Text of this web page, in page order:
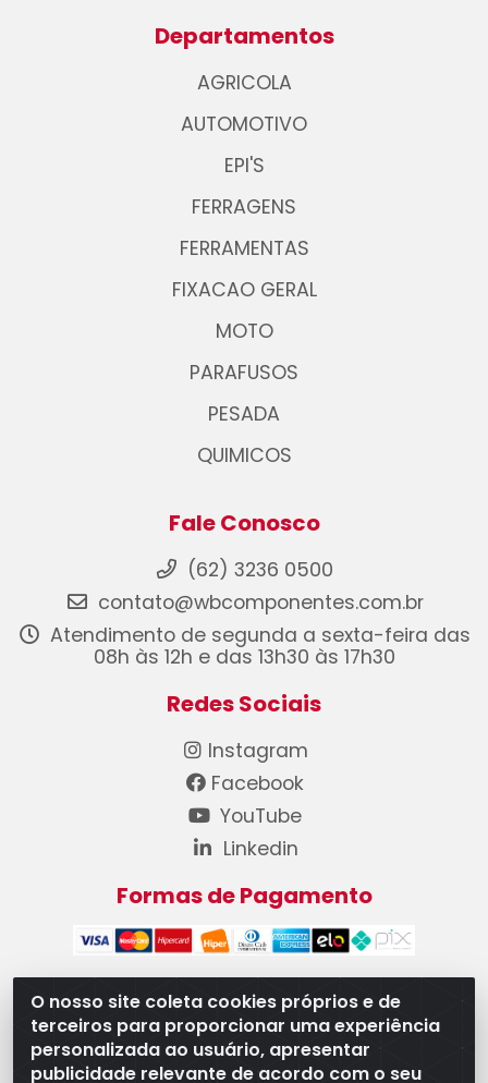
O nosso site coleta cookies próprios e de
terceiros para proporcionar uma experiência
personalizada ao usuário, apresentar
publicidade relevante de acordo com o seu
Departamentos
AGRICOLA
AUTOMOTIVO
EPI'S
FERRAGENS
FERRAMENTAS
FIXACAO GERAL
MOTO
PARAFUSOS
PESADA
QUIMICOS
Fale Conosco
(62) 3236 0500
contato@wbcomponentes.com.br
Atendimento de segunda a sexta-feira das
08h às 12h e das 13h30 às 17h30
Redes Sociais
Instagram
Facebook
YouTube
Linkedin
Formas de Pagamento
WB Componentes Automotivos LTDA - CNPJ
08.528.393/0001-12 - Rua do Níquel, 667 - Parque
Oeste Industrial, Goiânia/GO - CEP 74375-660